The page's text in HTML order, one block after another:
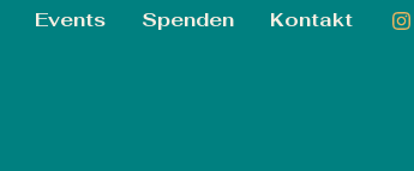
Events Spenden Kontakt